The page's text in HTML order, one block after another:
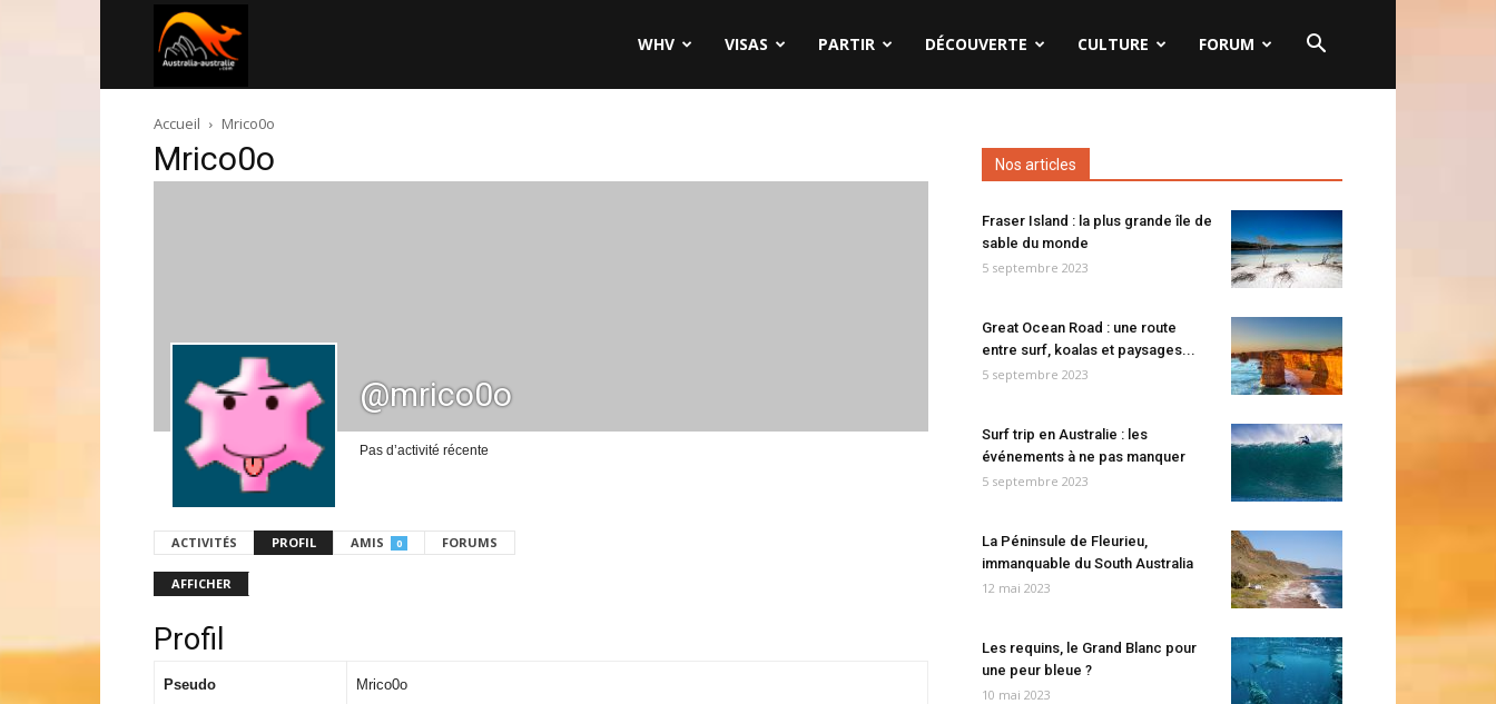
australie.com
WHV VISAS PARTIR DÉCOUVERTE CULTURE FORUM
Accueil Mrico0o
Mrico0o
@mrico0o
Pas d’activité récente
ACTIVITÉS PROFIL AMIS 0 FORUMS
AFFICHER
Profil
Pseudo Mrico0o
Nos articles
Fraser Island : la plus grande île de
sable du monde
5 septembre 2023
Great Ocean Road : une route
entre surf, koalas et paysages...
5 septembre 2023
Surf trip en Australie : les
événements à ne pas manquer
5 septembre 2023
La Péninsule de Fleurieu,
immanquable du South Australia
12 mai 2023
Les requins, le Grand Blanc pour
une peur bleue ?
10 mai 2023